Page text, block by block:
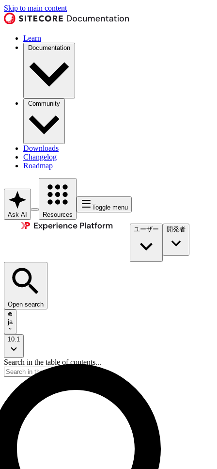
Skip to main content
Learn
Documentation
Community
Downloads
Changelog
Roadmap
Ask AI Resources
Toggle menu
ユーザー 開発者​
Open search
ja
10.1
Search in the table of contents...